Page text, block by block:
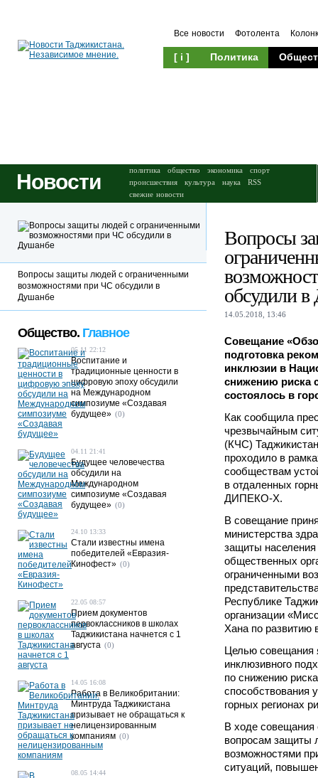
Все новости Фотолента
[ i ] Политика
Новости политика общество экономика
спорт
происшествия
культура наука
RSS
свежие новости
Вопросы
обсудили
14.05.2018, 13:46
Совещание
подготовка
инклюзии в
снижению риска
состоялось в
Как сообщила
чрезвычайным
(КЧС)
проходило в
сообществам
в отдаленных
ДИПЕКО-Х.
В совещание
министерства
защиты населения
общественных
ограниченными
Республике
организации
Хана по развитию
Целью совещания
инклюзивного
по снижению
способствования
горных регионах
В ходе совещания
вопросам защиты
возможностями
ситуаций,
Вопросы защиты людей с ограниченными
возможностями при ЧС обсудили в
Душанбе
Общество. Главное
05.11 22:12
Воспитание и
традиционные ценности в
цифровую эпоху обсудили
на Международном
симпозиуме «Создавая
будущее» (0)
04.11 21:41
Будущее человечества
обсудили на
Международном
симпозиуме «Создавая
будущее» (0)
24.10 13:33
Стали известны имена
победителей «Евразия-
Кинофест» (0)
22.05 08:57
Прием документов
первоклассников в школах
Таджикистана начнется с 1
августа (0)
14.05 16:08
Работа в Великобритании:
Минтруда Таджикистана
призывает не обращаться к
нелицензированным
компаниям (0)
08.05 14:44